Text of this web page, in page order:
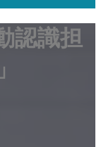
認識担